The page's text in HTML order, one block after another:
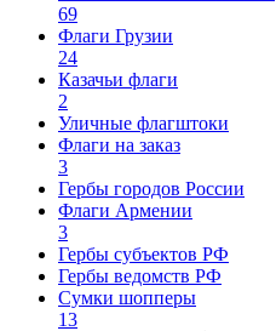
69
Флаги Грузии
24
Казачьи флаги
2
Уличные флагштоки
Флаги на заказ
3
Гербы городов России
Флаги Армении
3
Гербы субъектов РФ
Гербы ведомств РФ
Сумки шопперы
13